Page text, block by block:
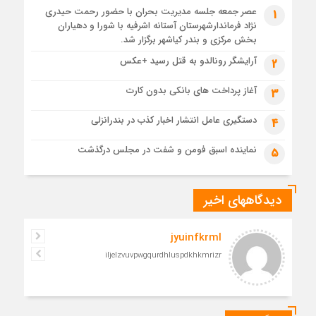
قم، یکپارچه در سوگ و حماسه؛ بدرقه باشکوه امام مجاهد
رهبرشهید
مراسم تشییع پیکر رهبر شهید در قم به پایان رسید
1
عصر جمعه جلسه مدیریت بحران با حضور رحمت حیدری
نژاد فرماندارشهرستان آستانه اشرفیه با شورا و دهیاران
بخش مرکزی و بندر کیاشهر برگزار شد.
2 آرایشگر رونالدو به قتل رسید +عکس
3 آغاز پرداخت های بانکی بدون کارت
4 دستگیری عامل انتشار اخبار کذب در بندرانزلی
5 نماینده اسبق فومن و شفت در مجلس درگذشت
دیدگاههای اخیر
jyuinfkrml
iljelzvuvpwgqurdhluspdkhkmrizr